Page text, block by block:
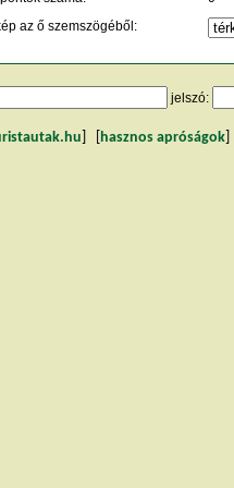
az ő szemszögéből:
jelszó:
hasznos apróságok